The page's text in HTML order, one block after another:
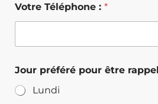
Votre Téléphone : *
Jour préféré pour être
Lundi